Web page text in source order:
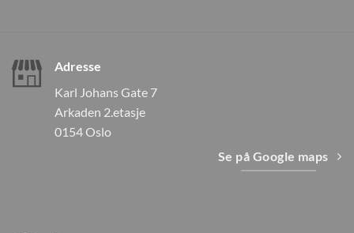
Adresse
Karl Johans Gate 7
Arkaden 2.etasje
0154 Oslo
Se på Google maps